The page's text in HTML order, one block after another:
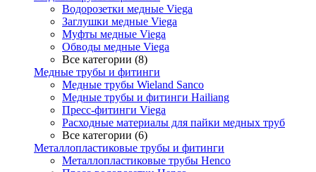
Водорозетки медные Viega
Заглушки медные Viega
Муфты медные Viega
Обводы медные Viega
Все категории (8)
Медные трубы и фитинги
Медные трубы Wieland Sanco
Медные трубы и фитинги Hailiang
Пресс-фитинги Viega
Расходные материалы для пайки медных труб
Все категории (6)
Металлопластиковые трубы и фитинги
Металлопластиковые трубы Henco